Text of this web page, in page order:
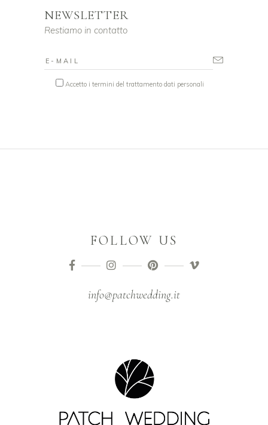
NEWSLETTER
Restiamo in contatto
Accetto i termini del trattamento dati personali
FOLLOW US
info@patchwedding.it